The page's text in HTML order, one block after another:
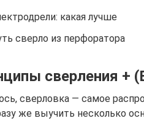
какая лучше
сверло из перфоратора
сверления +
сверловка — самое
же выучить несколько